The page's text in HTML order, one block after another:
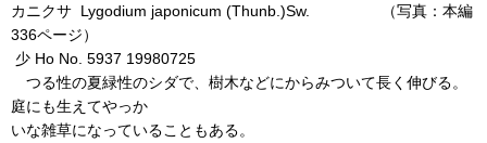
カニクサ Lygodium japonicum (Thunb.)Sw. （写真：本編
336ページ）
少 Ho No. 5937 19980725
つる性の夏緑性のシダで、樹木などにからみついて長く伸びる。
庭にも生えてやっか
いな雑草になっていることもある。